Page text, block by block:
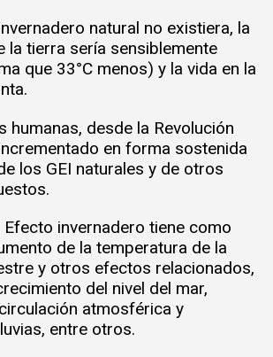
natural no existiera, la
la tierra sería sensiblemente
que 33°C menos) y la vida en la
humanas, desde la Revolución
en forma sostenida
los GEI naturales y de otros
Efecto invernadero tiene como
de la temperatura de la
y otros efectos relacionados,
del nivel del mar,
atmosférica y
entre otros.